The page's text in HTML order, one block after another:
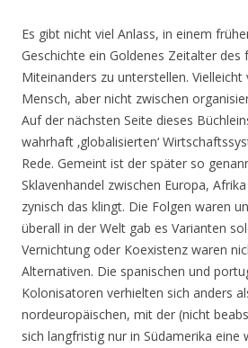
Es gibt nicht viel Anlass, in einem
Geschichte ein Goldenes Zeitalter des
Miteinanders zu unterstellen. Vielleicht
Mensch, aber nicht zwischen
Auf der nächsten Seite dieses
wahrhaft ‚globalisierten‘
Rede. Gemeint ist der später so
Sklavenhandel zwischen Europa,
zynisch das klingt. Die Folgen waren
überall in der Welt gab es Varianten
Vernichtung oder Koexistenz waren
Alternativen. Die spanischen und
Kolonisatoren verhielten sich anders
nordeuropäischen, mit der (nicht
sich langfristig nur in Südamerika eine